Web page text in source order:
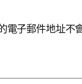
電子郵件地址不